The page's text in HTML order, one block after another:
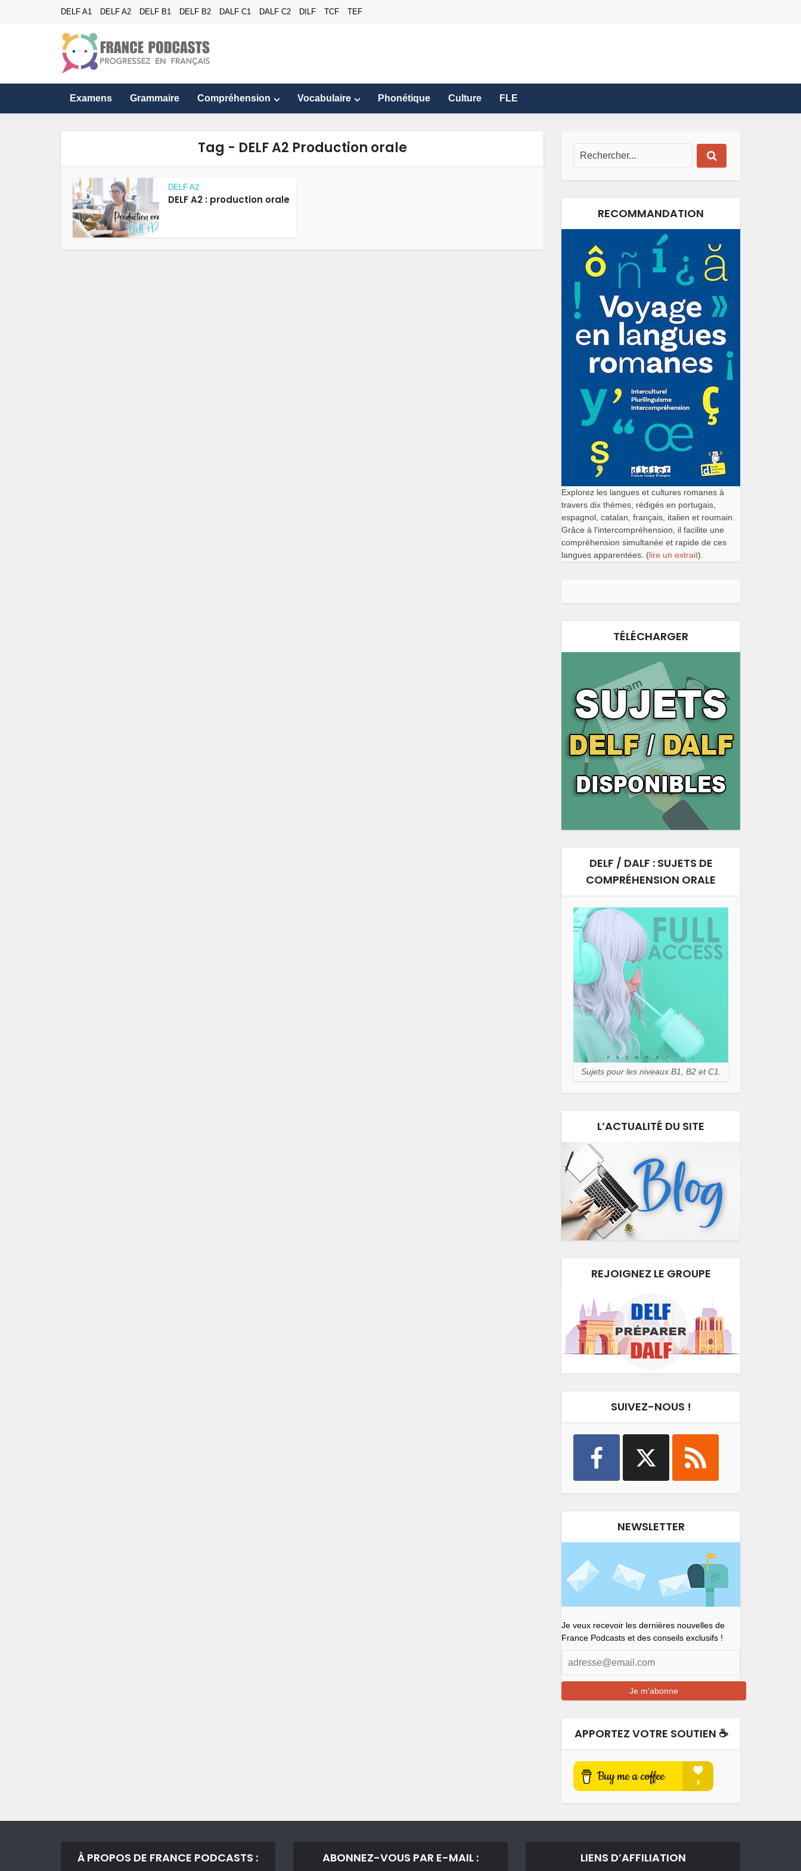
DELF A1 DELF A2 DELF B1 DELF B2 DALF C1 DALF C2 DILF TCF TEF
Examens Grammaire Compréhension Vocabulaire Phonétique Culture FLE
Tag - DELF A2 Production orale
DELF A2
DELF A2 : production orale
RECOMMANDATION
Explorez les langues et cultures romanes à
travers dix thèmes, rédigés en portugais,
espagnol, catalan, français, italien et roumain.
Grâce à l'intercompréhension, il facilite une
compréhension simultanée et rapide de ces
langues apparentées. (lire un extrait).
TÉLÉCHARGER
DELF / DALF : SUJETS DE
COMPRÉHENSION ORALE
Sujets pour les niveaux B1, B2 et C1.
L’ACTUALITÉ DU SITE
REJOIGNEZ LE GROUPE
SUIVEZ-NOUS !
NEWSLETTER
Je veux recevoir les dernières nouvelles de
France Podcasts et des conseils exclusifs !
APPORTEZ VOTRE SOUTIEN ☕️
À PROPOS DE FRANCE PODCASTS : ABONNEZ-VOUS PAR E-MAIL : LIENS D’AFFILIATION